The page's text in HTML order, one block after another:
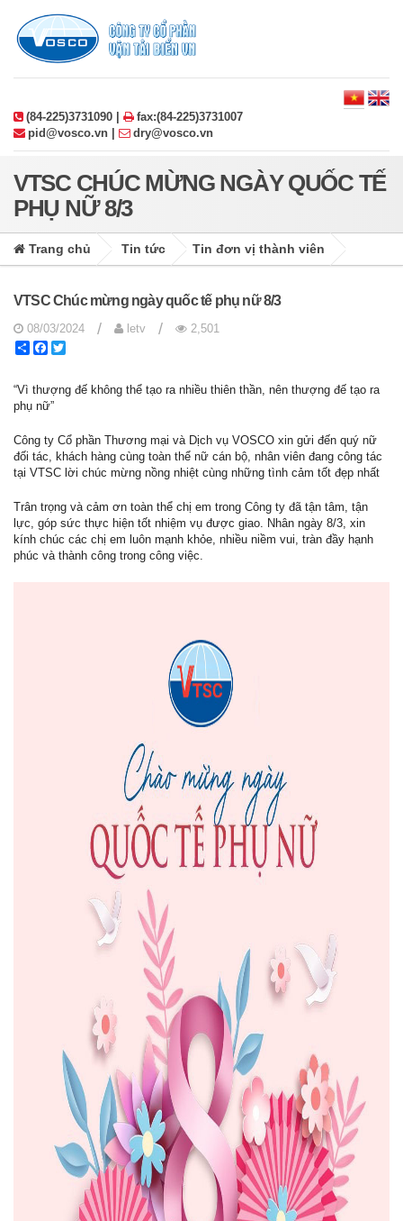
(84-225)3731090 |
fax:(84-225)3731007
pid@vosco.vn |
dry@vosco.vn
VTSC CHÚC MỪNG NGÀY QUỐC TẾ
PHỤ NỮ 8/3
Trang chủ Tin tức Tin đơn vị thành viên
VTSC Chúc mừng ngày quốc tế phụ nữ 8/3
08/03/2024 / letv /
2,501
ShareFacebook
“Vì thượng đế không thể tạo ra nhiều thiên thần, nên thượng đế tạo ra
phụ nữ”
Công ty Cổ phần Thương mại và Dịch vụ VOSCO xin gửi đến quý nữ
đối tác, khách hàng cùng toàn thể nữ cán bộ, nhân viên đang công tác
tại VTSC lời chúc mừng nồng nhiệt cùng những tình cảm tốt đẹp nhất
Trân trọng và cảm ơn toàn thể chị em trong Công ty đã tận tâm, tận
lực, góp sức thực hiện tốt nhiệm vụ được giao. Nhân ngày 8/3, xin
kính chúc các chị em luôn mạnh khỏe, nhiều niềm vui, tràn đầy hạnh
phúc và thành công trong công việc.